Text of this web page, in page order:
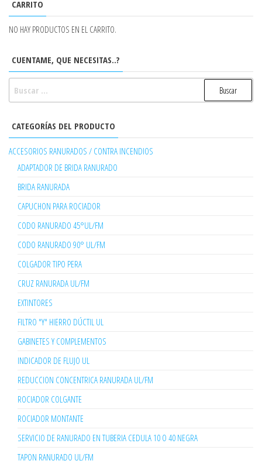
CARRITO
NO HAY PRODUCTOS EN EL CARRITO.
CUENTAME, QUE NECESITAS..?
CATEGORÍAS DEL PRODUCTO
ACCESORIOS RANURADOS / CONTRA INCENDIOS
ADAPTADOR DE BRIDA RANURADO
BRIDA RANURADA
CAPUCHON PARA ROCIADOR
CODO RANURADO 45°UL/FM
CODO RANURADO 90° UL/FM
COLGADOR TIPO PERA
CRUZ RANURADA UL/FM
EXTINTORES
FILTRO "Y" HIERRO DÚCTIL UL
GABINETES Y COMPLEMENTOS
INDICADOR DE FLUJO UL
REDUCCION CONCENTRICA RANURADA UL/FM
ROCIADOR COLGANTE
ROCIADOR MONTANTE
SERVICIO DE RANURADO EN TUBERIA CEDULA 10 O 40 NEGRA
TAPON RANURADO UL/FM